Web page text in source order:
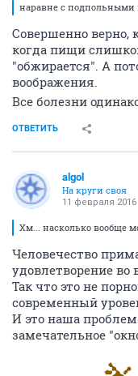
наравне с
Совершенно верно,
когда пищи
"обжирается". А
воображения.
Все болезни
ОТВЕТИТЬ
аlgоl
На круги своя
11 февраля 2016
Хм... насколько вообще
Человечество
удовлетворение во
Так что это не
современный
И это наша
замечательное